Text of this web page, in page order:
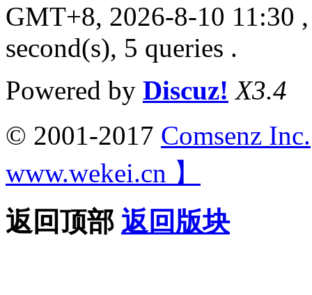
GMT+8, 2026-8-10 11:30
second(s), 5 queries .
Powered by Discuz! X3.4
© 2001-2017 Comsenz Inc.
www.wekei.cn 】
返回顶部 返回版块